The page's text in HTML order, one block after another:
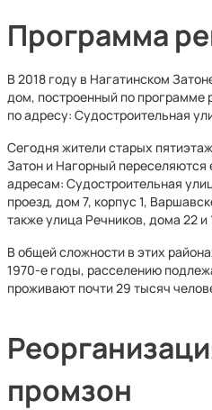
Программа
В 2018 году в Нагатинском
дом, построенный по программе
по адресу: Судостроительная
Сегодня жители старых
Затон и Нагорный переселяются
адресам: Судостроительная
проезд, дом 7, корпус 1,
также улица Речников, дома 22 и
В общей сложности в этих
1970-е годы, расселению
проживают почти 29 тысяч
промзон